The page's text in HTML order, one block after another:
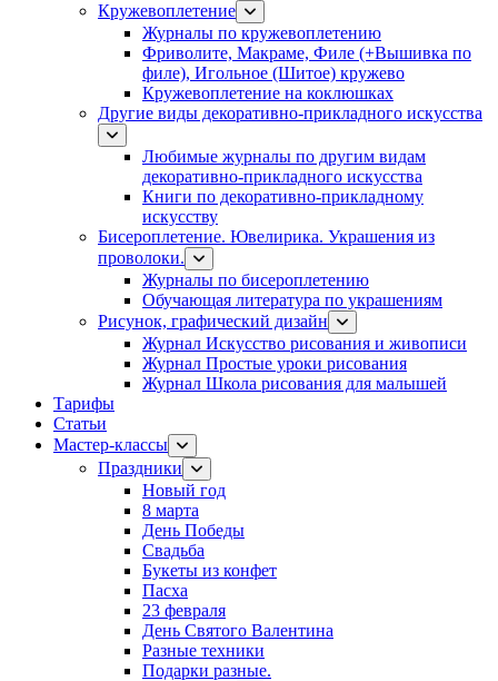
Кружевоплетение
Журналы по кружевоплетению
Фриволите, Макраме, Филе (+Вышивка по
филе), Игольное (Шитое) кружево
Кружевоплетение на коклюшках
Другие виды декоративно-прикладного искусства
Любимые журналы по другим видам
декоративно-прикладного искусства
Книги по декоративно-прикладному
искусству
Бисероплетение. Ювелирика. Украшения из
проволоки.
Журналы по бисероплетению
Обучающая литература по украшениям
Рисунок, графический дизайн
Журнал Искусство рисования и живописи
Журнал Простые уроки рисования
Журнал Школа рисования для малышей
Тарифы
Статьи
Мастер-классы
Праздники
Новый год
8 марта
День Победы
Свадьба
Букеты из конфет
Пасха
23 февраля
День Святого Валентина
Разные техники
Подарки разные.